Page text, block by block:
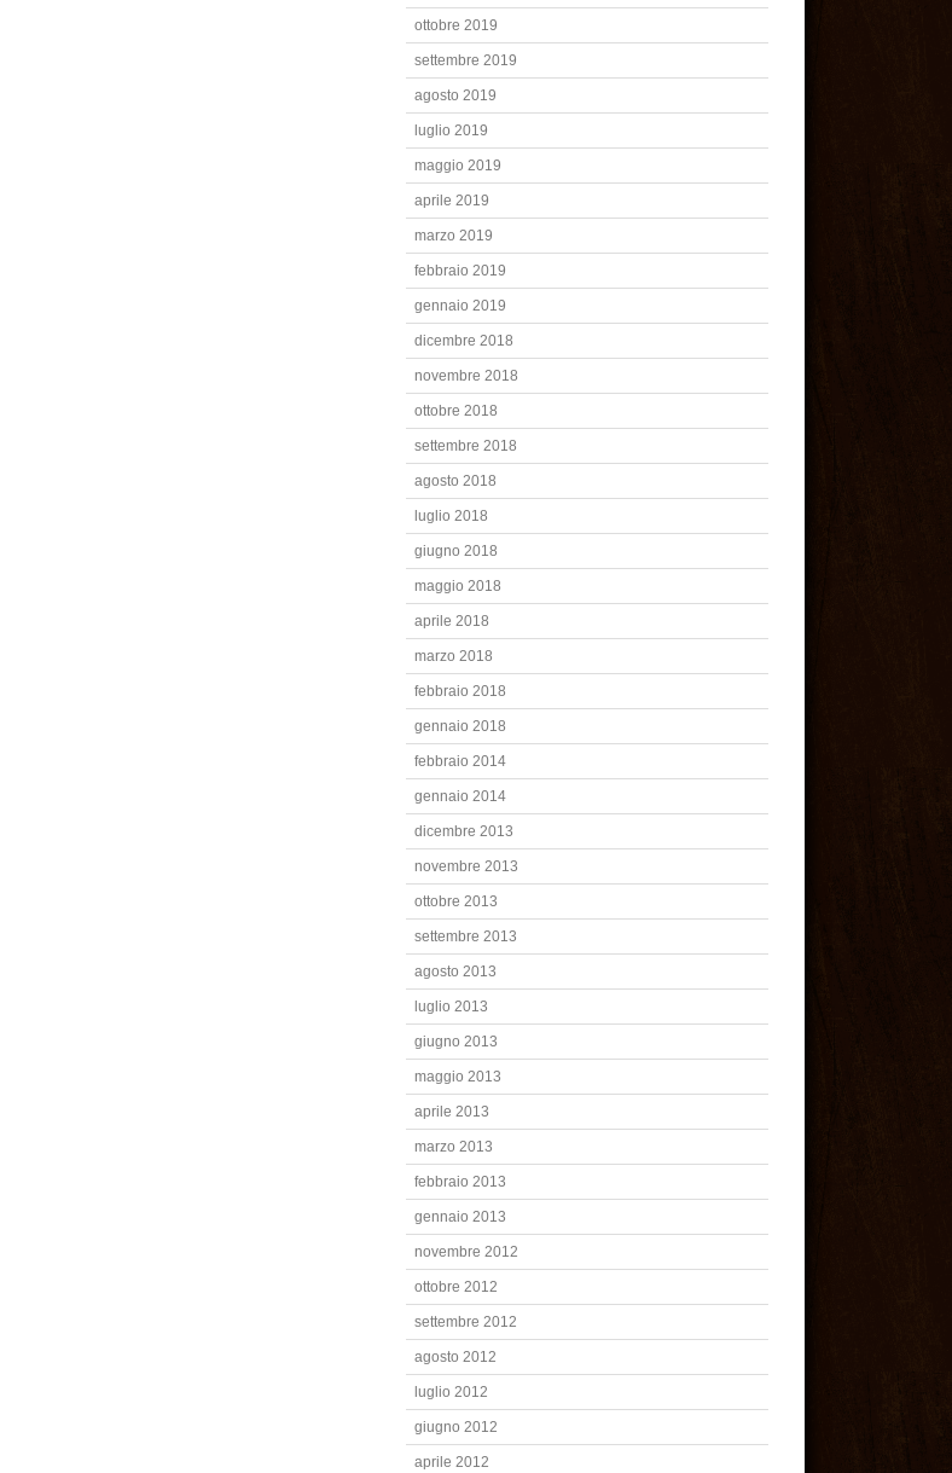
ottobre 2019
settembre 2019
agosto 2019
luglio 2019
maggio 2019
aprile 2019
marzo 2019
febbraio 2019
gennaio 2019
dicembre 2018
novembre 2018
ottobre 2018
settembre 2018
agosto 2018
luglio 2018
giugno 2018
maggio 2018
aprile 2018
marzo 2018
febbraio 2018
gennaio 2018
febbraio 2014
gennaio 2014
dicembre 2013
novembre 2013
ottobre 2013
settembre 2013
agosto 2013
luglio 2013
giugno 2013
maggio 2013
aprile 2013
marzo 2013
febbraio 2013
gennaio 2013
novembre 2012
ottobre 2012
settembre 2012
agosto 2012
luglio 2012
giugno 2012
aprile 2012